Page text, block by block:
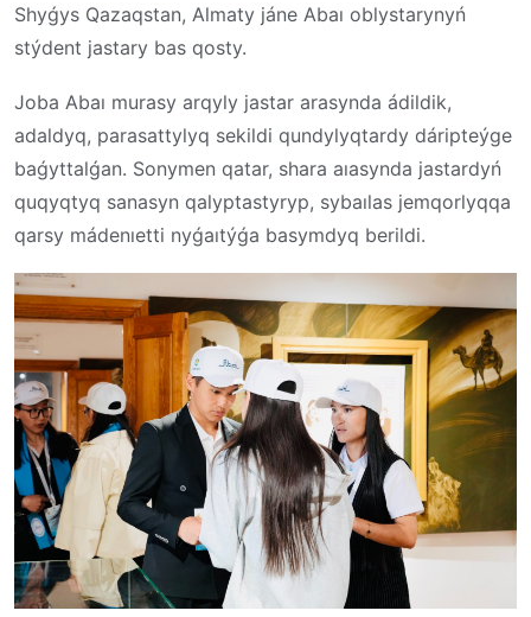
Shyǵys Qazaqstan, Almaty jáne Abaı oblystarynyń
stýdent jastary bas qosty.
Joba Abaı murasy arqyly jastar arasynda ádildik,
adaldyq, parasattylyq sekildi qundylyqtardy dáripteýge
baǵyttalǵan. Sonymen qatar, shara aıasynda jastardyń
quqyqtyq sanasyn qalyptastyryp, sybaılas jemqorlyqqa
qarsy mádenıetti nyǵaıtýǵa basymdyq berildi.